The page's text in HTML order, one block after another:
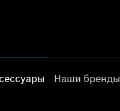
Наши бренды